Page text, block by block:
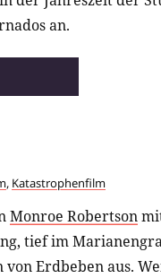
an.
, Katastrophenfilm
Monroe Robertson
tief im
Erdbeben aus.